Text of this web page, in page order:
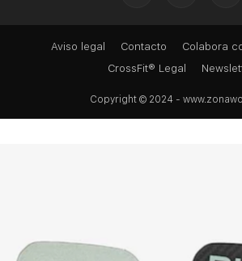
Aviso legal Contacto
Colabora
CrossFit® Legal
Copyright © 2024 -